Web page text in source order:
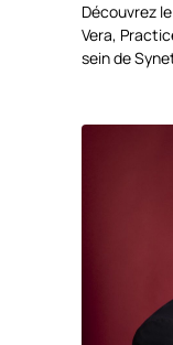
Découvrez
Vera,
sein de